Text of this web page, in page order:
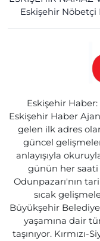
Eskişehir Nöbetçi
Eskişehir
Eskişehir Haber
gelen ilk adres
güncel
anlayışıyla
günün her saati
Odunpazarı'nın
sıcak
Büyükşehir
yaşamına dair
taşınıyor.